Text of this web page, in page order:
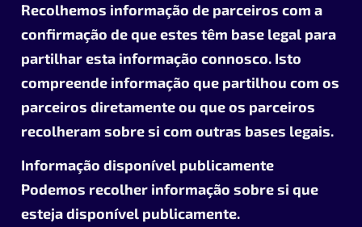
Recolhemos informação de parceiros com a
confirmação de que estes têm base legal para
partilhar esta informação connosco. Isto
compreende informação que partilhou com os
parceiros diretamente ou que os parceiros
recolheram sobre si com outras bases legais.
Informação disponível publicamente
Podemos recolher informação sobre si que
esteja disponível publicamente.